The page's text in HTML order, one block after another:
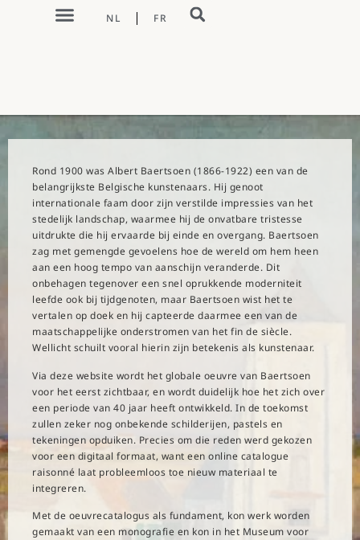
NL FR
Rond 1900 was Albert Baertsoen (1866-1922) een van de
belangrijkste Belgische kunstenaars. Hij genoot
internationale faam door zijn verstilde impressies van het
stedelijk landschap, waarmee hij de onvatbare tristesse
uitdrukte die hij ervaarde bij einde en overgang. Baertsoen
zag met gemengde gevoelens hoe de wereld om hem heen
aan een hoog tempo van aanschijn veranderde. Dit
onbehagen tegenover een snel oprukkende moderniteit
leefde ook bij tijdgenoten, maar Baertsoen wist het te
vertalen op doek en hij capteerde daarmee een van de
maatschappelijke onderstromen van het fin de siècle.
Wellicht schuilt vooral hierin zijn betekenis als kunstenaar.
Via deze website wordt het globale oeuvre van Baertsoen
voor het eerst zichtbaar, en wordt duidelijk hoe het zich over
een periode van 40 jaar heeft ontwikkeld. In de toekomst
zullen zeker nog onbekende schilderijen, pastels en
tekeningen opduiken. Precies om die reden werd gekozen
voor een digitaal formaat, want een online catalogue
raisonné laat probleemloos toe nieuw materiaal te
integreren.
Met de oeuvrecatalogus als fundament, kon werk worden
gemaakt van een monografie en kon in het Museum voor